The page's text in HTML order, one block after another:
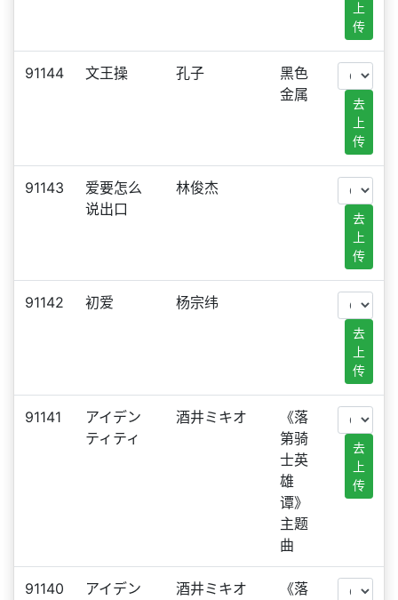
上
传
91144 文王操 孔子
黑色
金属
去
上
传
91143
爱要怎么
说出口
林俊杰
去
上
传
91142 初爱 杨宗纬
去
上
传
91141
アイデン
ティティ
酒井ミキオ
《落
第骑
士英
雄
谭》
主题
曲
去
上
传
91140
アイデン
酒井ミキオ
《落